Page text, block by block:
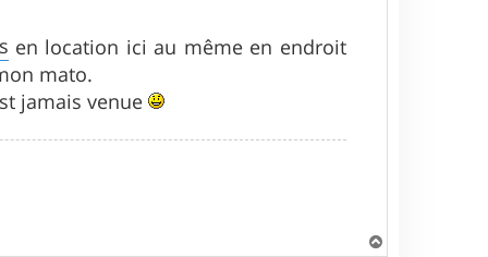
en location ici au même en endroit
mato.
jamais venue